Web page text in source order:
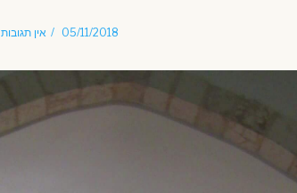
05/11/2018 אין תגובות